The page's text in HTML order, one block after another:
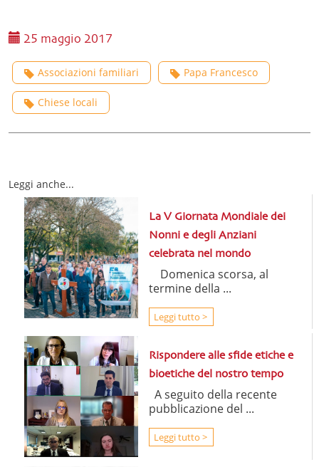
25 maggio 2017
Associazioni familiari Papa Francesco
Chiese locali
Leggi anche...
La V Giornata Mondiale dei
Nonni e degli Anziani
celebrata nel mondo
Domenica scorsa, al
termine della ...
Leggi tutto >
Rispondere alle sfide etiche e
bioetiche del nostro tempo
A seguito della recente
pubblicazione del ...
Leggi tutto >